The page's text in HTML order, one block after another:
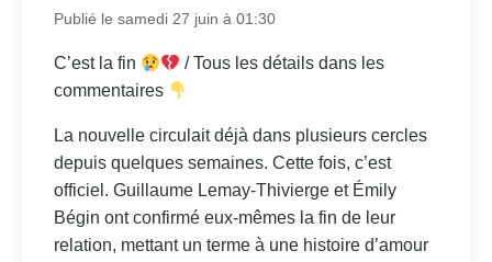
Publié le samedi 27 juin à 01:30
C’est la fin
/ Tous les détails dans les
commentaires
La nouvelle circulait déjà dans plusieurs cercles
depuis quelques semaines. Cette fois, c’est
officiel. Guillaume Lemay-Thivierge et Émily
Bégin ont confirmé eux-mêmes la fin de leur
relation, mettant un terme à une histoire d’amour